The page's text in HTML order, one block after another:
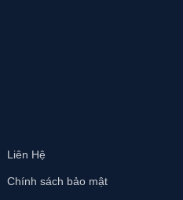
Liên Hệ
Chính sách bảo mật